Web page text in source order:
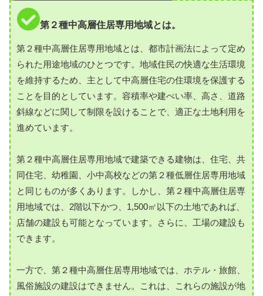
第２種中高層住居専用地域とは。
第２種中高層住居専用地域とは、都市計画法によって定め
られた用途地域のひとつです。地域住民の快適な生活環境
を維持するため、主として中高層住宅の住環境を保護する
ことを目的としています。容積率や建ぺい率、高さ、道路
斜線などに関して制限を設けることで、適正な土地利用を
進めています。
第２種中高層住居専用地域で建築できる建物は、住宅、共
同住宅、幼稚園、小中高校などの第２種低層住居専用地域
と同じものが多くあります。しかし、第２種中高層住居専
用地域では、2階以下かつ、1,500㎡以下の土地であれば、
店舗の建設も可能となっています。さらに、工場の建設も
できます。
一方で、第２種中高層住居専用地域では、ホテル・旅館、
風俗施設の建設はできません。これは、これらの施設が地